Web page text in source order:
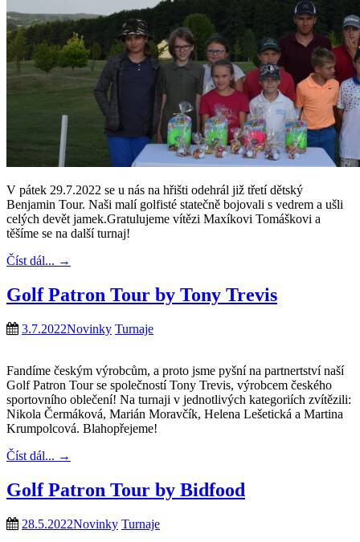
V pátek 29.7.2022 se u nás na hřišti odehrál již třetí dětský
Benjamin Tour. Naši malí golfisté statečně bojovali s vedrem a ušli
celých devět jamek.Gratulujeme vítězi Maxíkovi Tomáškovi a
těšíme se na další turnaj!
Číst dál... →
Golf Patron Tour by Tony Trevis
3.7.2022Novinky Turnaje
Fandíme českým výrobcům, a proto jsme pyšní na partnertství naší
Golf Patron Tour se společností Tony Trevis, výrobcem českého
sportovního oblečení! Na turnaji v jednotlivých kategoriích zvítězili:
Nikola Čermáková, Marián Moravčík, Helena Lešetická a Martina
Krumpolcová. Blahopřejeme!
Číst dál... →
Golf Patron Tour by Bidfood
28.5.2022Novinky Turnaje